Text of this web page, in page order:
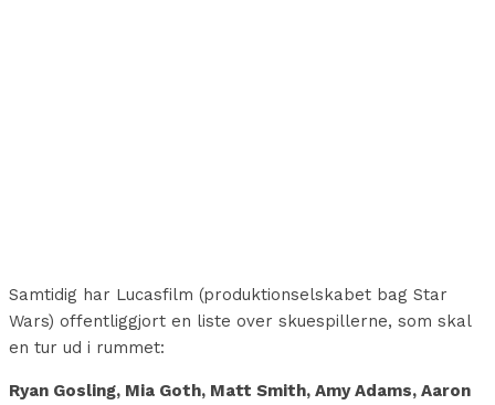
Samtidig har Lucasfilm (produktionselskabet bag Star
Wars) offentliggjort en liste over skuespillerne, som skal
en tur ud i rummet:
Ryan Gosling, Mia Goth, Matt Smith, Amy Adams, Aaron